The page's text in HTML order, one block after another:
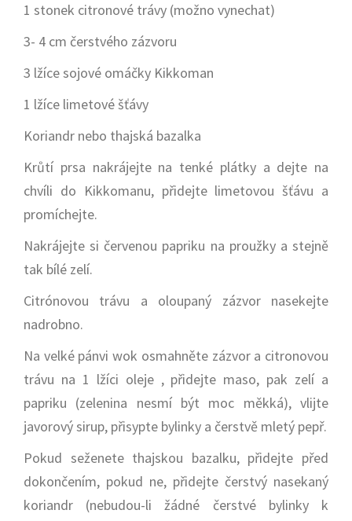
1 stonek citronové trávy (možno vynechat)
3- 4 cm čerstvého zázvoru
3 lžíce sojové omáčky Kikkoman
1 lžíce limetové šťávy
Koriandr nebo thajská bazalka
Krůtí prsa nakrájejte na tenké plátky a dejte na
chvíli do Kikkomanu, přidejte limetovou šťávu a
promíchejte.
Nakrájejte si červenou papriku na proužky a stejně
tak bílé zelí.
Citrónovou trávu a oloupaný zázvor nasekejte
nadrobno.
Na velké pánvi wok osmahněte zázvor a citronovou
trávu na 1 lžíci oleje , přidejte maso, pak zelí a
papriku (zelenina nesmí být moc měkká), vlijte
javorový sirup, přisypte bylinky a čerstvě mletý pepř.
Pokud seženete thajskou bazalku, přidejte před
dokončením, pokud ne, přidejte čerstvý nasekaný
koriandr (nebudou-li žádné čerstvé bylinky k